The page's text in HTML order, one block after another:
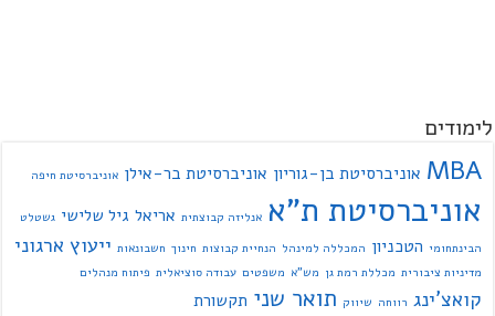
לימודים
MBA אוניברסיטת בן-גוריון אוניברסיטת בר-אילן אוניברסיטת חיפה
אוניברסיטת ת"א אנליזה קבוצתית אריאל גיל שלישי גשטלט
הבינתחומי הטכניון המכללה למינהל הנחיית קבוצות חינוך חשבונאות ייעוץ ארגוני
מדיניות ציבורית מכללת רמת גן מש"א משפטים עבודה סוציאלית פיתוח מנהלים
קואצ'ינג רווחה שיווק תואר שני תקשורת